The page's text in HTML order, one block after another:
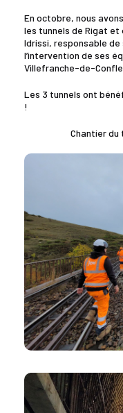
En octobre, nous
les tunnels de Rigat et
Idrissi, responsable de
l’intervention de ses
Villefranche-de-
Les 3 tunnels ont
!
Chantier du